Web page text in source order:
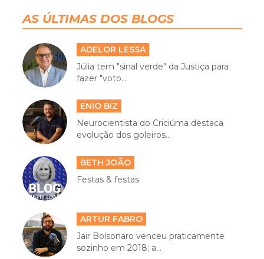
AS ÚLTIMAS DOS BLOGS
ADELOR LESSA
Júlia tem "sinal verde" da Justiça para
fazer "voto...
ENIO BIZ
Neurocientista do Criciúma destaca
evolução dos goleiros...
BETH JOÃO
Festas & festas
ARTUR FABRO
Jair Bolsonaro venceu praticamente
sozinho em 2018; a...